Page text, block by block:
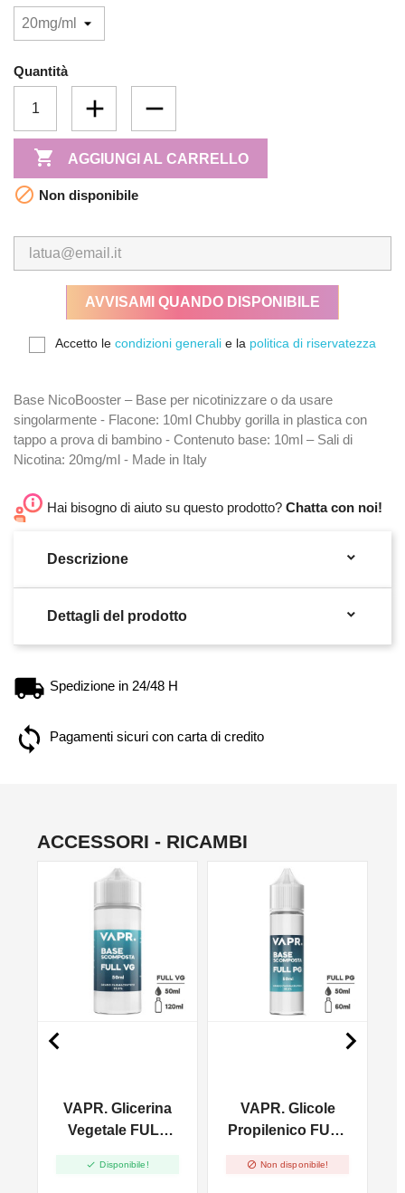
Quantità
 AGGIUNGI AL CARRELLO
 Non disponibile
AVVISAMI QUANDO DISPONIBILE
Accetto le condizioni generali e la politica di riservatezza
Base NicoBooster – Base per nicotinizzare o da usare
singolarmente - Flacone: 10ml Chubby gorilla in plastica con
tappo a prova di bambino - Contenuto base: 10ml – Sali di
Nicotina: 20mg/ml - Made in Italy
Hai bisogno di aiuto su questo prodotto? Chatta con noi!
Descrizione 
Dettagli del prodotto 
Spedizione in 24/48 H
Pagamenti sicuri con carta di credito
ACCESSORI - RICAMBI
VAPR. Glicerina
Vegetale FULL
120ml
 Disponibile!
VAPR. Glicole
Propilenico FULL
 Non disponibile!
NON DISPONIBILE
 